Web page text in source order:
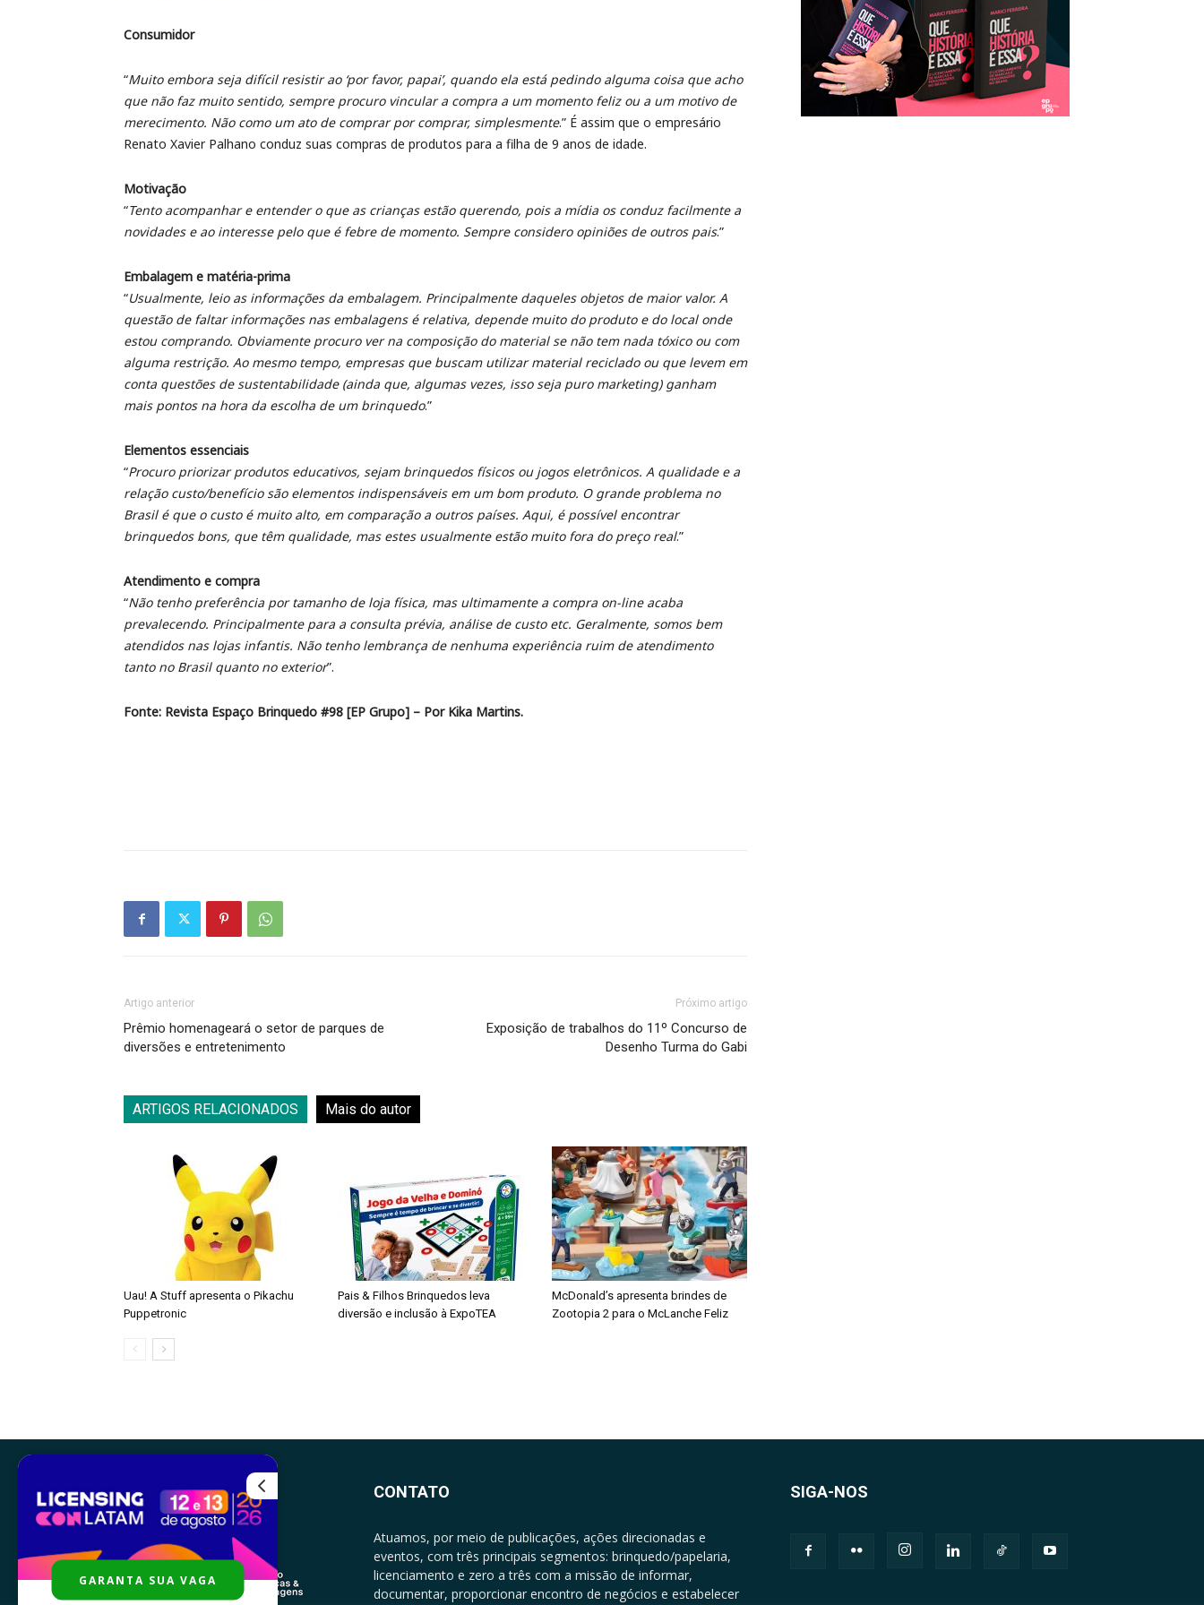
Consumidor
“Muito embora seja difícil resistir ao ‘por favor, papai’, quando ela está pedindo alguma coisa que acho
que não faz muito sentido, sempre procuro vincular a compra a um momento feliz ou a um motivo de
merecimento. Não como um ato de comprar por comprar, simplesmente.” É assim que o empresário
Renato Xavier Palhano conduz suas compras de produtos para a filha de 9 anos de idade.
Motivação
“Tento acompanhar e entender o que as crianças estão querendo, pois a mídia os conduz facilmente a
novidades e ao interesse pelo que é febre de momento. Sempre considero opiniões de outros pais.”
Embalagem e matéria-prima
“Usualmente, leio as informações da embalagem. Principalmente daqueles objetos de maior valor. A
questão de faltar informações nas embalagens é relativa, depende muito do produto e do local onde
estou comprando. Obviamente procuro ver na composição do material se não tem nada tóxico ou com
alguma restrição. Ao mesmo tempo, empresas que buscam utilizar material reciclado ou que levem em
conta questões de sustentabilidade (ainda que, algumas vezes, isso seja puro marketing) ganham
mais pontos na hora da escolha de um brinquedo.”
Elementos essenciais
“Procuro priorizar produtos educativos, sejam brinquedos físicos ou jogos eletrônicos. A qualidade e a
relação custo/benefício são elementos indispensáveis em um bom produto. O grande problema no
Brasil é que o custo é muito alto, em comparação a outros países. Aqui, é possível encontrar
brinquedos bons, que têm qualidade, mas estes usualmente estão muito fora do preço real.”
Atendimento e compra
“Não tenho preferência por tamanho de loja física, mas ultimamente a compra on-line acaba
prevalecendo. Principalmente para a consulta prévia, análise de custo etc. Geralmente, somos bem
atendidos nas lojas infantis. Não tenho lembrança de nenhuma experiência ruim de atendimento
tanto no Brasil quanto no exterior”.
Fonte: Revista Espaço Brinquedo #98 [EP Grupo] – Por Kika Martins.
Artigo anterior
Prêmio homenageará o setor de parques de
diversões e entretenimento
Próximo artigo
Exposição de trabalhos do 11º Concurso de
Desenho Turma do Gabi
ARTIGOS RELACIONADOS Mais do autor
Uau! A Stuff apresenta o Pikachu
Puppetronic
Pais & Filhos Brinquedos leva
diversão e inclusão à ExpoTEA
McDonald’s apresenta brindes de
Zootopia 2 para o McLanche Feliz
CONTATO
Atuamos, por meio de publicações, ações direcionadas e
eventos, com três principais segmentos: brinquedo/papelaria,
licenciamento e zero a três com a missão de informar,
documentar, proporcionar encontro de negócios e estabelecer
SIGA-NOS
GARANTA SUA VAGA